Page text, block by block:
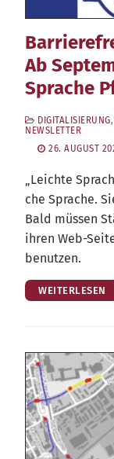
Ab
Sprache
DIGITALISIERUNG,
NEWSLETTER
26. AUGUST
„Leich­te
che Spra­che.
Bald müs­sen
ihren Web-
benutzen.
WEITERLESEN